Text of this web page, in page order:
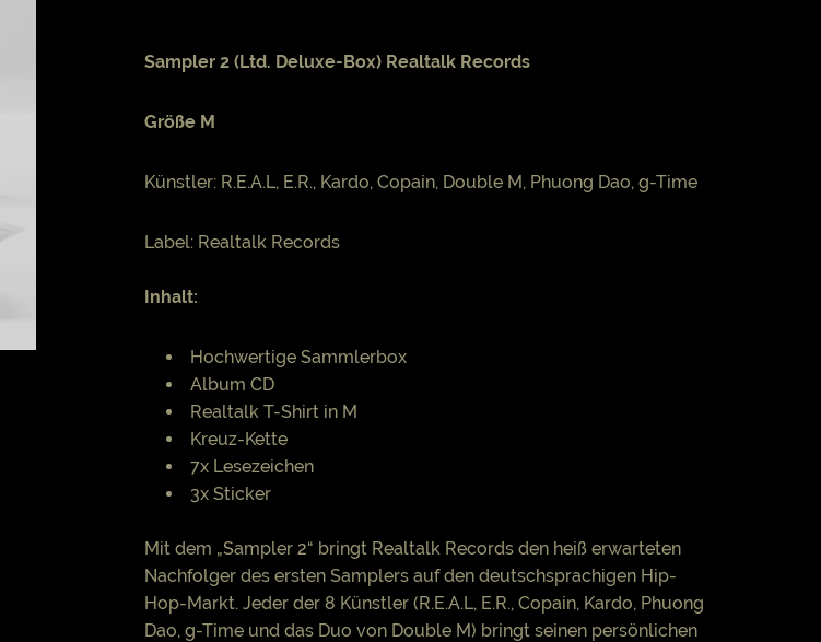
Sampler 2 (Ltd. Deluxe-Box) Realtalk Records
Größe M
Künstler: R.E.A.L, E.R., Kardo, Copain, Double M, Phuong Dao, g-Time
Label: Realtalk Records
Inhalt:
Hochwertige Sammlerbox
Album CD
Realtalk T-Shirt in M
Kreuz-Kette
7x Lesezeichen
3x Sticker
Mit dem „Sampler 2“ bringt Realtalk Records den heiß erwarteten
Nachfolger des ersten Samplers auf den deutschsprachigen Hip-
Hop-Markt. Jeder der 8 Künstler (R.E.A.L, E.R., Copain, Kardo, Phuong
Dao, g-Time und das Duo von Double M) bringt seinen persönlichen